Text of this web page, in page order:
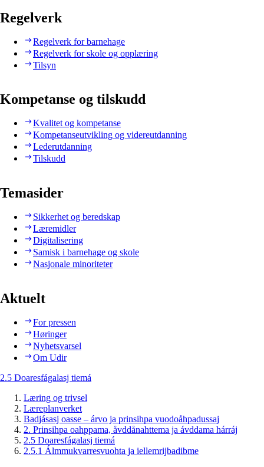
Regelverk
Regelverk for barnehage
Regelverk for skole og opplæring
Tilsyn
Kompetanse og tilskudd
Kvalitet og kompetanse
Kompetanseutvikling og videreutdanning
Lederutdanning
Tilskudd
Temasider
Sikkerhet og beredskap
Læremidler
Digitalisering
Samisk i barnehage og skole
Nasjonale minoriteter
Aktuelt
For pressen
Høringer
Nyhetsvarsel
Om Udir
2.5 Doaresfágalasj tiemá
Læring og trivsel
Læreplanverket
Badjásasj oasse – árvo ja prinsihpa vuodoåhpadussaj
2. Prinsihpa oahppama, åvddånahttema ja ávddama hárráj
2.5 Doaresfágalasj tiemá
2.5.1 Álmmukvarresvuohta ja iellemrijbadibme